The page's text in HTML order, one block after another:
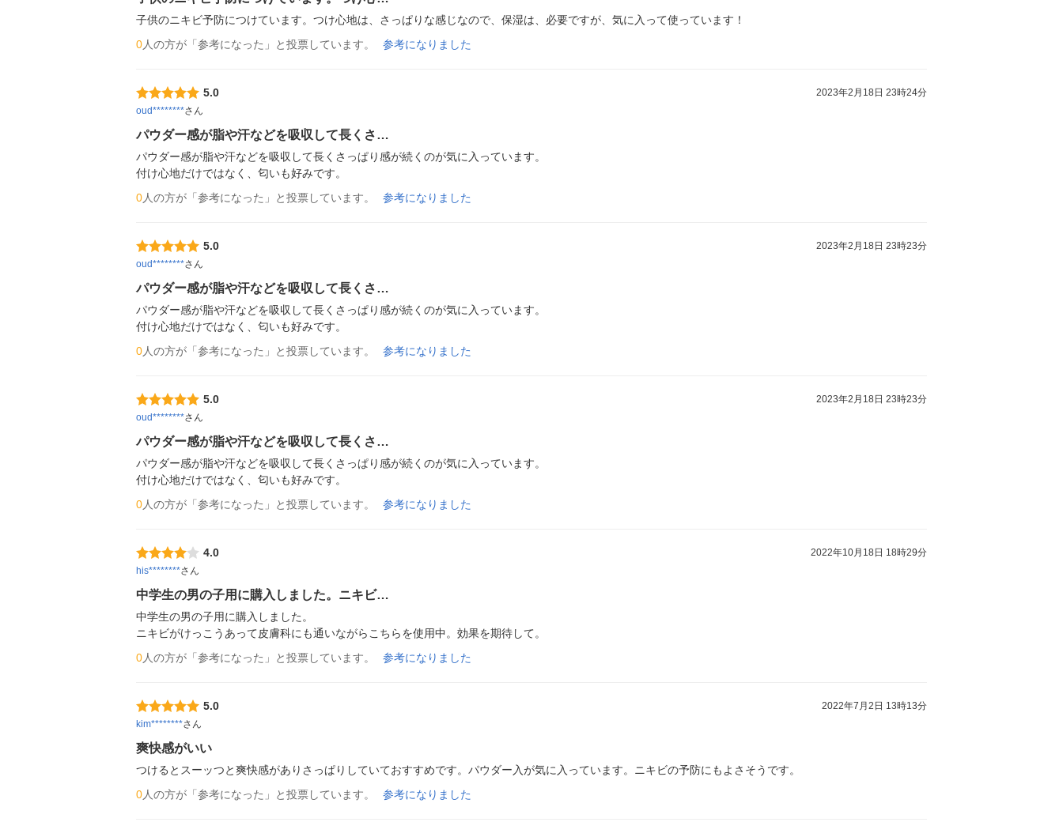
子供のニキビ予防につけています。つけ心地は、さっぱりな感じなので、保湿は、必要ですが、気に入って使っています！
0人の方が「参考になった」と投票しています。 参考になりました
5.0
2023年2月18日 23時24分
oud********さん
パウダー感が脂や汗などを吸収して長くさ…
パウダー感が脂や汗などを吸収して長くさっぱり感が続くのが気に入っています。
付け心地だけではなく、匂いも好みです。
0人の方が「参考になった」と投票しています。 参考になりました
5.0
2023年2月18日 23時23分
oud********さん
パウダー感が脂や汗などを吸収して長くさ…
パウダー感が脂や汗などを吸収して長くさっぱり感が続くのが気に入っています。
付け心地だけではなく、匂いも好みです。
0人の方が「参考になった」と投票しています。 参考になりました
5.0
2023年2月18日 23時23分
oud********さん
パウダー感が脂や汗などを吸収して長くさ…
パウダー感が脂や汗などを吸収して長くさっぱり感が続くのが気に入っています。
付け心地だけではなく、匂いも好みです。
0人の方が「参考になった」と投票しています。 参考になりました
4.0
2022年10月18日 18時29分
his********さん
中学生の男の子用に購入しました。ニキビ…
中学生の男の子用に購入しました。
ニキビがけっこうあって皮膚科にも通いながらこちらを使用中。効果を期待して。
0人の方が「参考になった」と投票しています。 参考になりました
5.0
2022年7月2日 13時13分
kim********さん
爽快感がいい
つけるとスーッつと爽快感がありさっぱりしていておすすめです。パウダー入が気に入っています。ニキビの予防にもよさそうです。
0人の方が「参考になった」と投票しています。 参考になりました